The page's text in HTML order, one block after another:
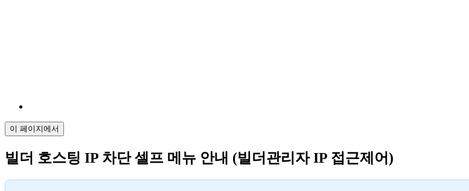
이 페이지에서
빌더 호스팅 IP 차단 셀프 메뉴 안내 (빌더관리자 IP 접근제어)